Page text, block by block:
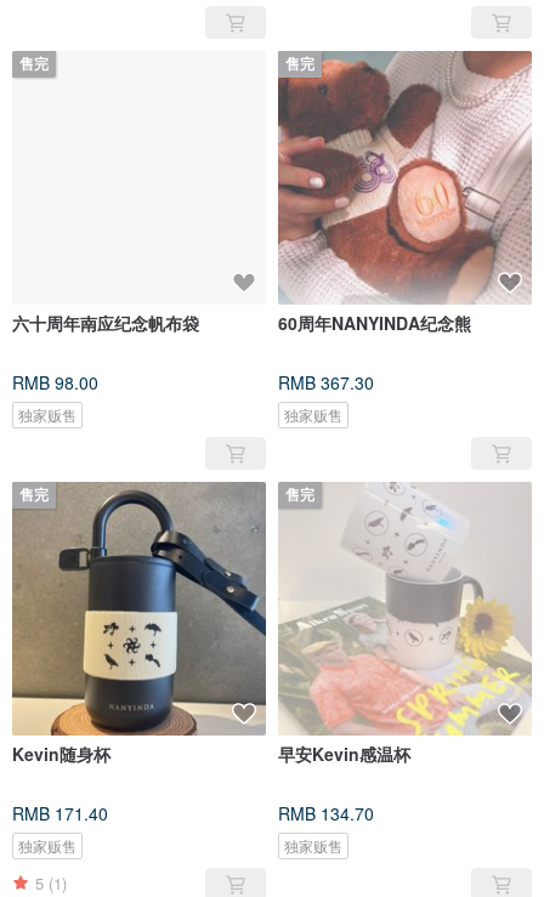
售完
六十周年南应纪念帆布袋
RMB 98.00
独家贩售
售完
60周年NANYINDA纪念熊
RMB 367.30
独家贩售
售完
Kevin随身杯
RMB 171.40
独家贩售
5 (1)
售完
早安Kevin感温杯
RMB 134.70
独家贩售